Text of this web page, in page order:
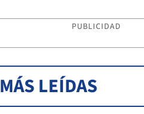
PUBLICIDAD
MÁS LEÍDAS